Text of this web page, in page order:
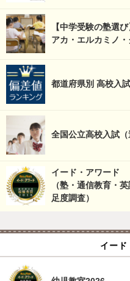
【中学受験の塾選
アカ・エルカミノ
都道府県別 高校入
全国公立高校入試（
イード・アワード
（塾・通信教育・
足度調査）
イード